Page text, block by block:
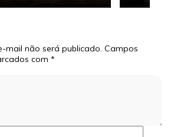
mail não será publicado. Campos
com *